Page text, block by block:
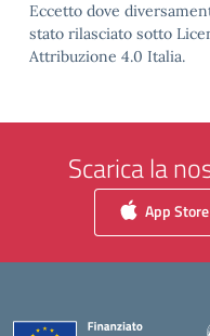
Eccetto dove
stato rilasciato sotto
Attribuzione 4.0 Italia.
Scarica la
App Store